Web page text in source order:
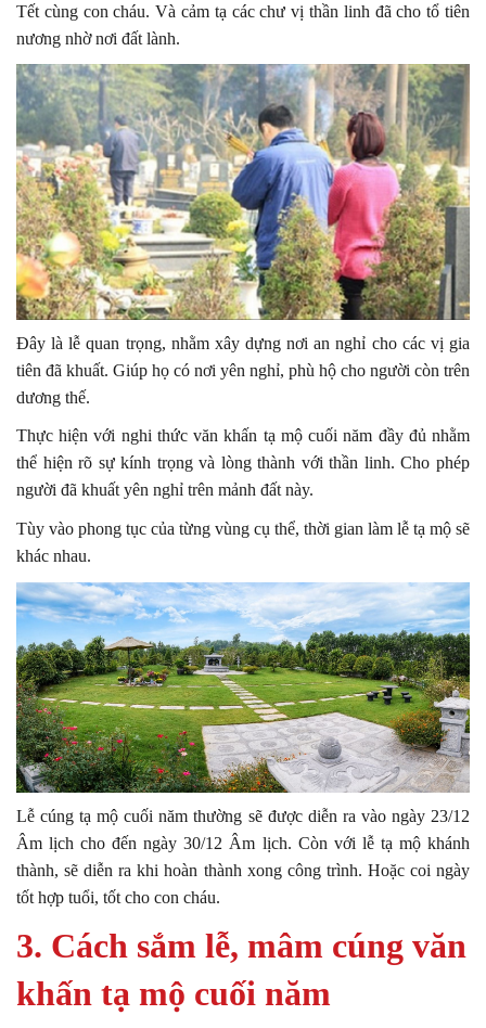
Tết cùng con cháu. Và cảm tạ các chư vị thần linh đã cho tổ tiên
nương nhờ nơi đất lành.
Đây là lễ quan trọng, nhằm xây dựng nơi an nghỉ cho các vị gia
tiên đã khuất. Giúp họ có nơi yên nghỉ, phù hộ cho người còn trên
dương thế.
Thực hiện với nghi thức văn khấn tạ mộ cuối năm đầy đủ nhằm
thể hiện rõ sự kính trọng và lòng thành với thần linh. Cho phép
người đã khuất yên nghỉ trên mảnh đất này.
Tùy vào phong tục của từng vùng cụ thể, thời gian làm lễ tạ mộ sẽ
khác nhau.
Lễ cúng tạ mộ cuối năm thường sẽ được diễn ra vào ngày 23/12
Âm lịch cho đến ngày 30/12 Âm lịch. Còn với lễ tạ mộ khánh
thành, sẽ diễn ra khi hoàn thành xong công trình. Hoặc coi ngày
tốt hợp tuổi, tốt cho con cháu.
3. Cách sắm lễ, mâm cúng văn
khấn tạ mộ cuối năm